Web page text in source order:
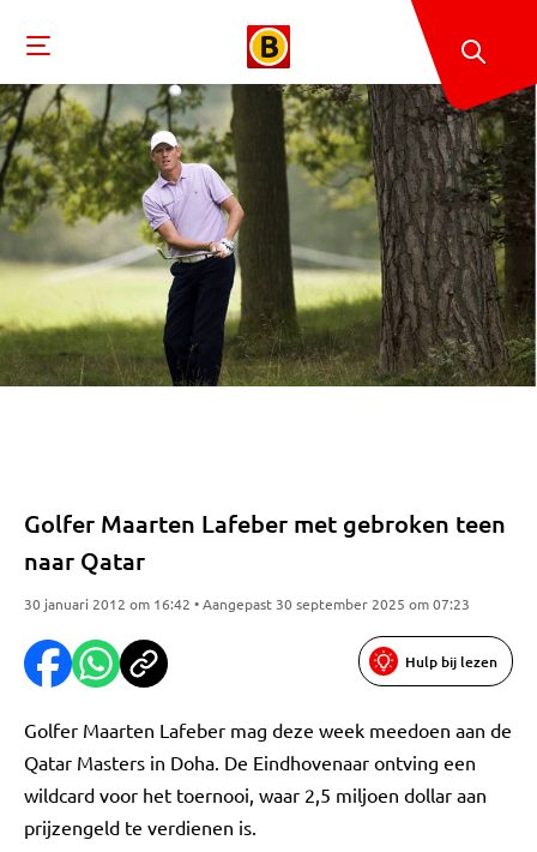
Golfer Maarten Lafeber met gebroken teen
naar Qatar
30 januari 2012 om 16:42 • Aangepast 30 september 2025 om 07:23
Hulp bij lezen
Golfer Maarten Lafeber mag deze week meedoen aan de
Qatar Masters in Doha. De Eindhovenaar ontving een
wildcard voor het toernooi, waar 2,5 miljoen dollar aan
prijzengeld te verdienen is.